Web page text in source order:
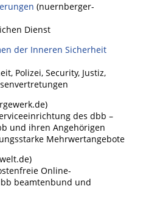
(nuernberger-
Dienst
der Inneren Sicherheit
Polizei, Security, Justiz,
des dbb –
und ihren Angehörigen
Mehrwertangebote
Online-
beamtenbund und